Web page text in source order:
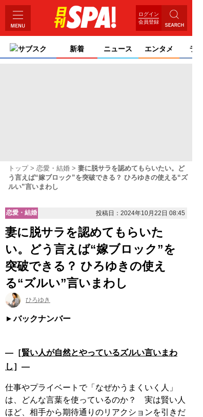
ログイン
会員登録
サブスク 新着 ニュース エンタメ ライ
トップ 恋愛・結婚
妻に脱サラを認めてもらいたい。ど
う言えば“嫁ブロック”を突破できる？ ひろゆきの使える“ズ
ルい”言いまわし
恋愛・結婚 投稿日：2024年10月22日 08:45
妻に脱サラを認めてもらいた
い。どう言えば“嫁ブロック”を
突破できる？ ひろゆきの使え
る“ズルい”言いまわし
ひろゆき
バックナンバー
―［賢い人が自然とやっているズルい言いまわ
し ］―
仕事やプライベートで「なぜかうまくいく人」
は、どんな言葉を使っているのか？ 実は賢い人
ほど、相手から期待通りのリアクションを引きだ